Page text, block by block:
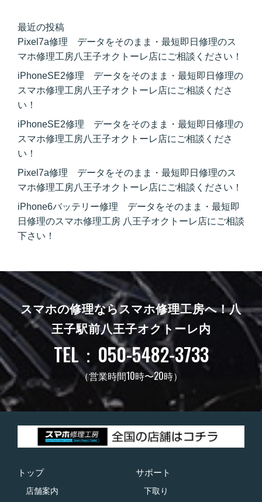
最近の投稿
Pixel7a修理 データをそのまま・最短即日修理のス
マホ修理工房八王子オクトーレ店にご相談ください！
iPhoneSE2修理 データをそのまま・最短即日修理の
スマホ修理工房八王子オクトーレ店にご相談くださ
い！
iPhoneSE2修理 データをそのまま・最短即日修理の
スマホ修理工房八王子オクトーレ店にご相談くださ
い！
Pixel7a修理 データをそのまま・最短即日修理のス
マホ修理工房八王子オクトーレ店にご相談ください！
iPhone6バッテリー修理 データをそのまま・最短即
日修理のスマホ修理工房 八王子オクトーレ店にご相談
下さい！
スマホの修理ならスマホ修理工房へ！八
王子駅前八王子オクトーレ内
TEL：050-5482-3733
（営業時間10時〜20時）
トップ
店舗案内
サポート
下取り